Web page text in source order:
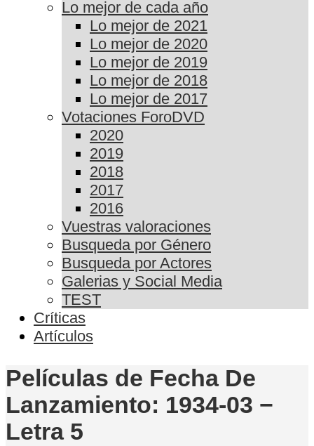
Lo mejor de cada año
Lo mejor de 2021
Lo mejor de 2020
Lo mejor de 2019
Lo mejor de 2018
Lo mejor de 2017
Votaciones ForoDVD
2020
2019
2018
2017
2016
Vuestras valoraciones
Busqueda por Género
Busqueda por Actores
Galerias y Social Media
TEST
Críticas
Artículos
Películas de Fecha De
Lanzamiento: 1934-03 −
Letra 5